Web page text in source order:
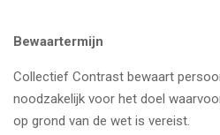
Bewaartermijn
Collectief Contrast bewaart
noodzakelijk voor het doel
op grond van de wet is vereist.